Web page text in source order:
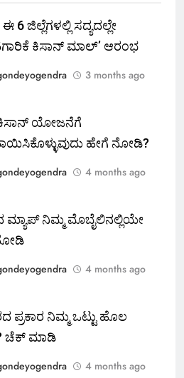
ಈ 6 ಜಿಲ್ಲೆಗಳಲ್ಲಿ ಸದ್ಯದಲ್ಲೇ
ಕಿಸಾನ್ ಮಾಲ್‌’ ಆರಂಭ
3 months ago
ಯೋಜನೆಗೆ
ಹೇಗೆ ನೋಡಿ?
4 months ago
ಮ್ಯಾಪ್ ನಿಮ್ಮ ಮೊಬೈಲಿನಲ್ಲಿಯೇ
4 months ago
ಪ್ರಕಾರ ನಿಮ್ಮ ಒಟ್ಟು ಹೊಲ
ಚೆಕ್ ಮಾಡಿ
4 months ago